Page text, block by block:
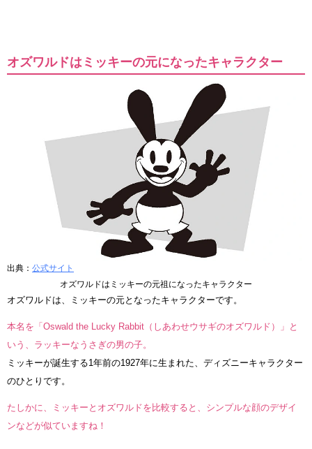
オズワルドはミッキーの元になったキャラクター
出典： 公式サイト
オズワルドはミッキーの元祖になったキャラクター
オズワルドは、ミッキーの元となったキャラクターです。
本名を「Oswald the Lucky Rabbit（しあわせウサギのオズワルド）」と
いう、ラッキーなうさぎの男の子。
ミッキーが誕生する1年前の1927年に生まれた、ディズニーキャラクター
のひとりです。
たしかに、ミッキーとオズワルドを比較すると、シンプルな顔のデザイ
ンなどが似ていますね！